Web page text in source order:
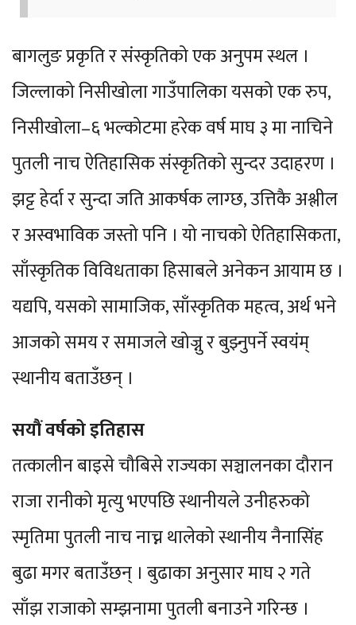
बागलुङ प्रकृति र संस्कृतिको एक अनुपम स्थल ।
जिल्लाको निसीखोला गाउँपालिका यसको एक रुप,
निसीखोला–६ भल्कोटमा हरेक वर्ष माघ ३ मा नाचिने
पुतली नाच ऐतिहासिक संस्कृतिको सुन्दर उदाहरण ।
झट्ट हेर्दा र सुन्दा जति आकर्षक लाग्छ, उत्तिकै अश्लील
र अस्वभाविक जस्तो पनि । यो नाचको ऐतिहासिकता,
साँस्कृतिक विविधताका हिसाबले अनेकन आयाम छ ।
यद्यपि, यसको सामाजिक, साँस्कृतिक महत्व, अर्थ भने
आजको समय र समाजले खोज्नु र बुझ्नुपर्ने स्वयंम्
स्थानीय बताउँछन् ।
सयौं वर्षको इतिहास
तत्कालीन बाइसे चौबिसे राज्यका सञ्चालनका दौरान
राजा रानीको मृत्यु भएपछि स्थानीयले उनीहरुको
स्मृतिमा पुतली नाच नाच्न थालेको स्थानीय नैनासिंह
बुढा मगर बताउँछन् । बुढाका अनुसार माघ २ गते
साँझ राजाको सम्झनामा पुतली बनाउने गरिन्छ ।